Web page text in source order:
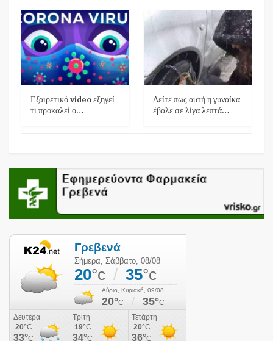
Εξαιρετικό video εξηγεί
τι προκαλεί ο…
Δείτε πως αυτή η γυναίκα
έβαλε σε λίγα λεπτά…